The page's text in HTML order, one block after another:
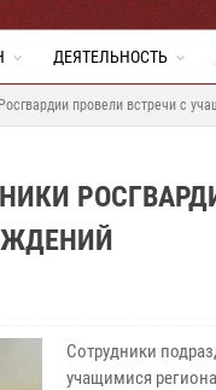
ДЕЯТЕЛЬНОСТЬ
провели встречи с
Сотрудники
учащимися